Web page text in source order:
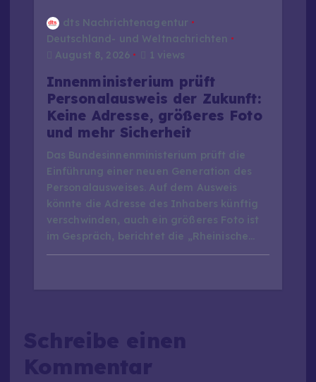
dts Nachrichtenagentur
Deutschland- und Weltnachrichten
August 8, 2026
1 views
Innenministerium prüft
Personalausweis der Zukunft:
Keine Adresse, größeres Foto
und mehr Sicherheit
Das Bundesinnenministerium prüft die
Einführung einer neuen Generation des
Personalausweises. Auf dem Ausweis
könnte die Adresse des Inhabers künftig
verschwinden, auch ein größeres Foto ist
im Gespräch, berichtet die „Rheinische…